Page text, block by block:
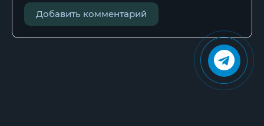
Добавить комментарий